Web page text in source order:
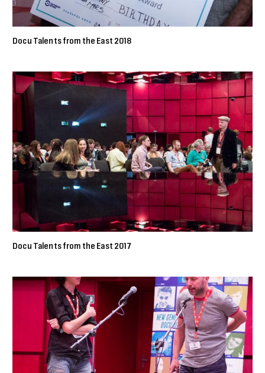
Docu Talents from the East 2018
Docu Talents from the East 2017